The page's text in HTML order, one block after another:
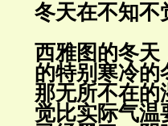
冬天在不知不
西雅图的冬天
的特别寒冷的
那无所不在的
觉比实际气温